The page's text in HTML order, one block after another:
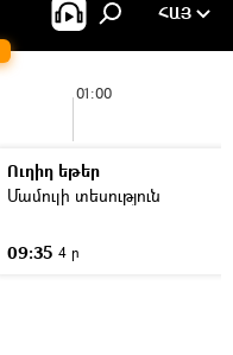
ՀԱՅ
01:00
Ուղիղ եթեր
Մամուլի տեսություն
09:35 4 ր